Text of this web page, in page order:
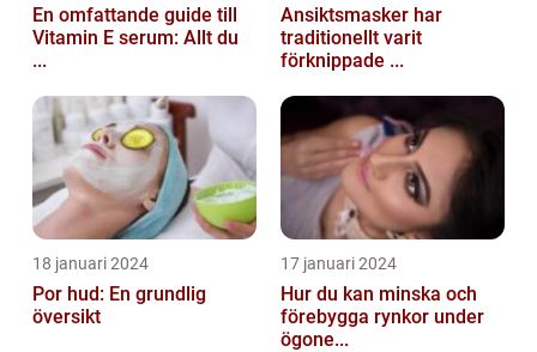
En omfattande guide till
Vitamin E serum: Allt du
...
Ansiktsmasker har
traditionellt varit
förknippade ...
18 januari 2024
Por hud: En grundlig
översikt
17 januari 2024
Hur du kan minska och
förebygga rynkor under
ögone...